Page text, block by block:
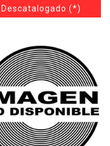
Descatalogado (*)